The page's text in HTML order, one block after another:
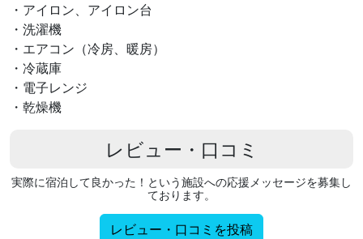
・アイロン、アイロン台
・洗濯機
・エアコン（冷房、暖房）
・冷蔵庫
・電子レンジ
・乾燥機
レビュー・口コミ
実際に宿泊して良かった！という施設への応援メッセージを募集し
ております。
レビュー・口コミを投稿